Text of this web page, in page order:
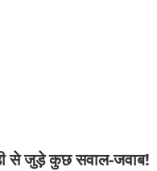
से जुड़े कुछ सवाल-जवाब!